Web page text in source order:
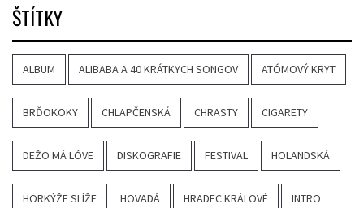
ŠTÍTKY
ALBUM ALIBABA A 40 KRÁTKYCH SONGOV ATÓMOVÝ KRYT
BRĎOKOKY CHLAPČENSKÁ CHRASTY CIGARETY
DEŽO MÁ LÓVE DISKOGRAFIE FESTIVAL HOLANDSKÁ
HORKÝŽE SLÍŽE HOVADÁ HRADEC KRÁLOVÉ INTRO